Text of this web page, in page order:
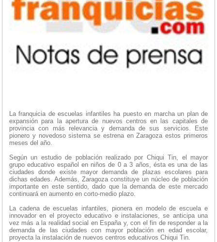
La franquicia de escuelas infantiles ha puesto en marcha un plan de
expansión para la apertura de nuevos centros en las capitales de
provincia con más relevancia y demanda de sus servicios. Este
pionero y novedoso sistema se estrena en Zaragoza estos primeros
meses del año.
Según un estudio de población realizado por Chiqui Tin, el mayor
grupo educativo español en niños de 0 a 3 años, ésta es una de las
ciudades donde existe mayor demanda de plazas escolares para
dichas edades. Además, Zaragoza constituye un núcleo de población
importante en este sentido, dado que la demanda de este mercado
continuará en aumento en corto-medio plazo.
La cadena de escuelas infantiles, pionera en modelo de escuela e
innovador en el proyecto educativo e instalaciones, se anticipa una
vez más a la realidad social en España y, con el fin de responder a la
demanda de las ciudades con mayor población en edad escolar,
proyecta la instalación de nuevos centros educativos Chiqui Tin.